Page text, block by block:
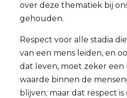
over deze thematiek bij
gehouden.
Respect voor alle stadia
van een mens leiden, en
dat leven, moet zeker een
waarde binnen de
blijven; maar dat respect